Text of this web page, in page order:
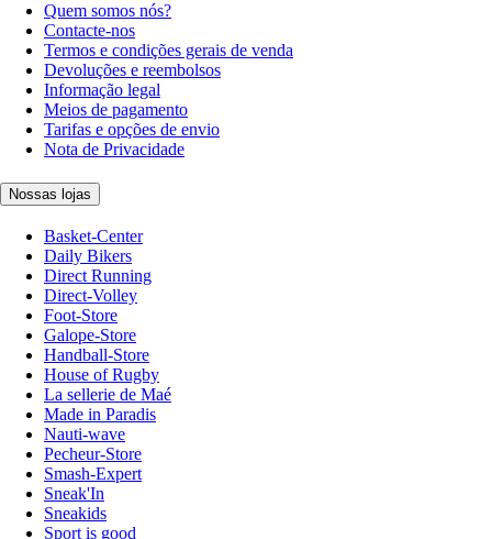
Quem somos nós?
Contacte-nos
Termos e condições gerais de venda
Devoluções e reembolsos
Informação legal
Meios de pagamento
Tarifas e opções de envio
Nota de Privacidade
Nossas lojas
Basket-Center
Daily Bikers
Direct Running
Direct-Volley
Foot-Store
Galope-Store
Handball-Store
House of Rugby
La sellerie de Maé
Made in Paradis
Nauti-wave
Pecheur-Store
Smash-Expert
Sneak'In
Sneakids
Sport is good